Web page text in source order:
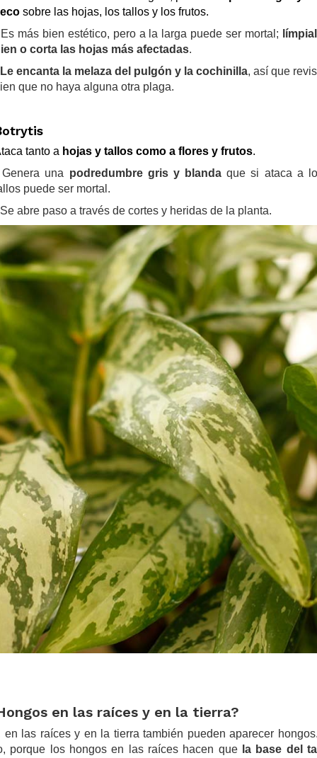
sobre las hojas, los tallos y los frutos.
más bien estético, pero a la larga puede ser mortal;
o corta las hojas más afectadas.
Le encanta la melaza del pulgón y la cochinilla, así que
que no haya alguna otra plaga.
tanto a hojas y tallos como a flores y frutos.
una podredumbre gris y blandaque si ataca a
puede ser mortal.
abre paso a través de cortes y heridas de la planta.
en las raíces y en la tierra?
en las raíces y en la tierra también pueden aparecer
porque los hongos en las raíces hacen que la base del